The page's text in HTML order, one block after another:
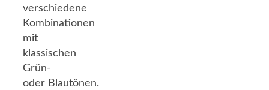
verschiedene
Kombinationen
mit
klassischen
Grün-
oder Blautönen.